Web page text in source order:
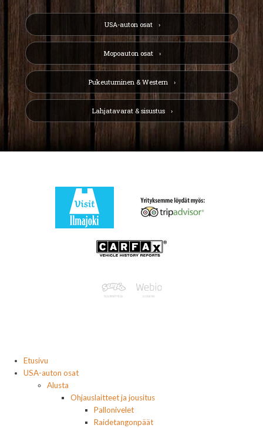
USA-auton osat
Mopoauton osat
Pukeutuminen & Western
Lahjatavarat & sisustus
Etusivu
USA-auton osat
Alusta
Ohjauslaitteet ja jousitus
Pallonivelet
Raidetangonpäät